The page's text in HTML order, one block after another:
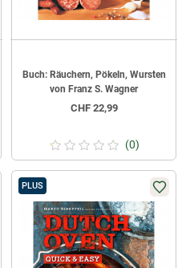
Buch: Räuchern, Pökeln, Wursten
von Franz S. Wagner
CHF22,99
(0)
PLUS